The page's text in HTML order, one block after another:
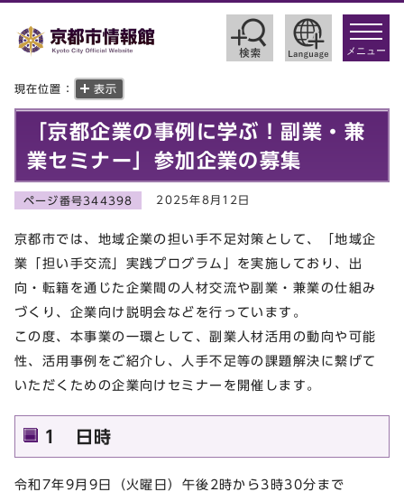
toggle
メニュー
現在位置： 表示
「京都企業の事例に学ぶ！副業・兼
業セミナー」参加企業の募集
ページ番号344398 2025年8月12日
京都市では、地域企業の担い手不足対策として、「地域企
業「担い手交流」実践プログラム」を実施しており、出
向・転籍を通じた企業間の人材交流や副業・兼業の仕組み
づくり、企業向け説明会などを行っています。
この度、本事業の一環として、副業人材活用の動向や可能
性、活用事例をご紹介し、人手不足等の課題解決に繋げて
いただくための企業向けセミナーを開催します。
1 日時
令和7年9月9日（火曜日）午後2時から3時30分まで